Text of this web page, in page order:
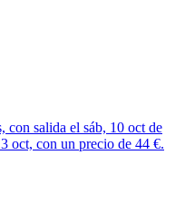
con salida el sáb, 10 oct de
oct, con un precio de 44 €.